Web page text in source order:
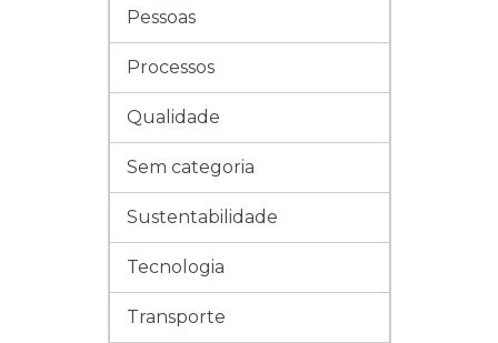
Pessoas
Processos
Qualidade
Sem categoria
Sustentabilidade
Tecnologia
Transporte